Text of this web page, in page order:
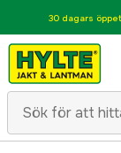
30 dagars